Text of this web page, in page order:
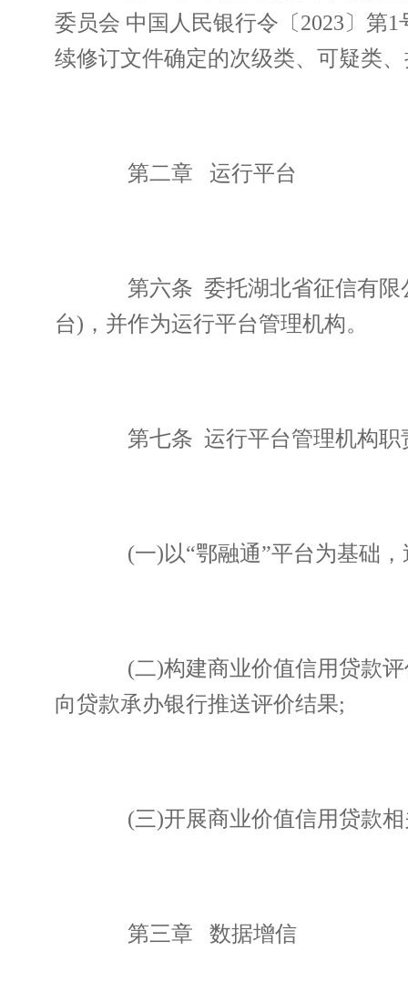
委员会 中国人民银行令〔2023〕第
续修订文件确定的次级类、可疑类
第二章 运行平台
第六条 委托湖北省征信有限
台)，并作为运行平台管理机构。
第七条 运行平台管理机构职
(一)以“鄂融通”平台为基础，
(二)构建商业价值信用贷款评
向贷款承办银行推送评价结果;
(三)开展商业价值信用贷款相
第三章 数据增信